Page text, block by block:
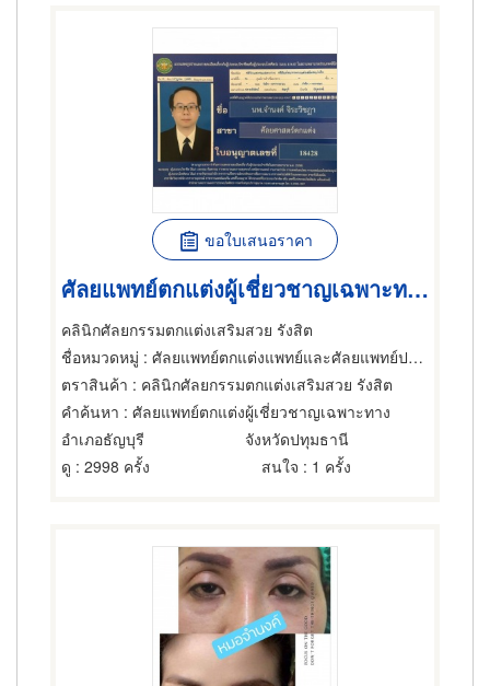
ขอใบเสนอราคา
ศัลยแพทย์ตกแต่งผู้เชี่ยวชาญเฉพาะทาง
คลินิกศัลยกรรมตกแต่งเสริมสวย รังสิต
ชื่อหมวดหมู่ : ศัลยแพทย์ตกแต่งแพทย์และศัลยแพทย์ปริญญา,แพทย์และศัลยแพทย์ปริญญา,คลินิก
ตราสินค้า : คลินิกศัลยกรรมตกแต่งเสริมสวย รังสิต
คำค้นหา : ศัลยแพทย์ตกแต่งผู้เชี่ยวชาญเฉพาะทาง
อำเภอธัญบุรี
จังหวัดปทุมธานี
ดู : 2998 ครั้ง สนใจ : 1 ครั้ง